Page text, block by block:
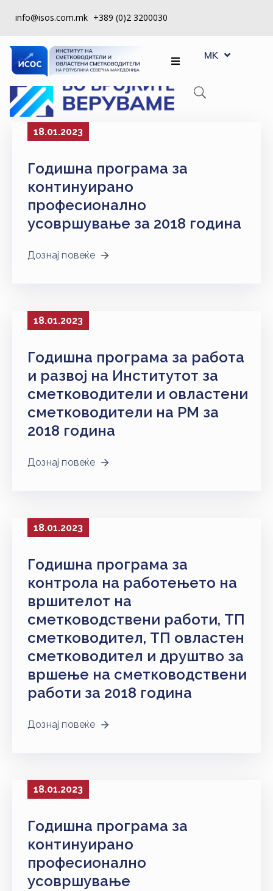
info@isos.com.mk +389 (0)2 3200030
ЗА
НАС
РЕГИСТРИ
КАКО
ЧЛЕН
ЧЛЕНОВИ
АЖУРИРАЈ
MK
SQ
18.01.2023
Годишна програма за
континуирано
професионално
усовршување за 2018 година
Дознај повеќе
18.01.2023
Годишна програма за работа
и развој на Институтот за
сметководители и овластени
сметководители на РM за
2018 година
Дознај повеќе
18.01.2023
Годишна програма за
контрола на работењето на
вршителот на
сметководствени работи, ТП
сметководител, ТП овластен
сметководител и друштво за
вршење на сметководствени
работи за 2018 година
Дознај повеќе
18.01.2023
Годишна програма за
континуирано
професионално
усовршување